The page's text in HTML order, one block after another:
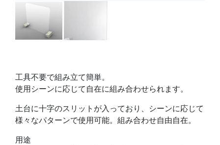
工具不要で組み立て簡単。
使用シーンに応じて自在に組み合わせられます。
土台に十字のスリットが入っており、シーンに応じて
様々なパターンで使用可能。組み合わせ自由自在。
用途